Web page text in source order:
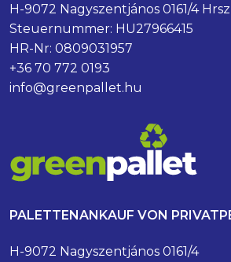
H-9072 Nagyszentjános 0161/4 Hrsz
Steuernummer: HU27966415
HR-Nr: 0809031957
+36 70 772 0193
info@greenpallet.hu
PALETTENANKAUF VON
H-9072 Nagyszentjános 0161/4